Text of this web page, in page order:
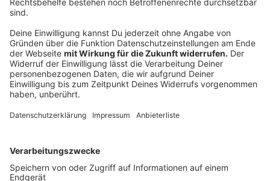
Infrastruktur und Förderprogramme als
Anzeige
Um Nachwuchsmediziner für kleinere Gemeinden zu
gewinnen, spielen weiche Standortfaktoren eine
zentrale Rolle. Laut Steiner müssen die Kommunen
Einkaufsmöglichkeiten, Wohnungsmöglichkeiten